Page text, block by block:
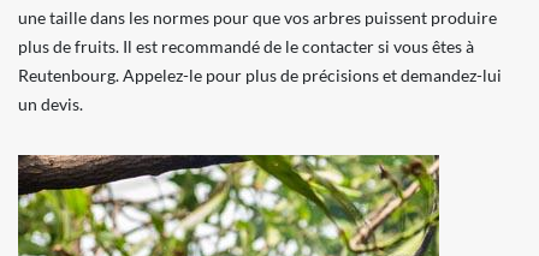
une taille dans les normes pour que vos arbres puissent produire
plus de fruits. Il est recommandé de le contacter si vous êtes à
Reutenbourg. Appelez-le pour plus de précisions et demandez-lui
un devis.